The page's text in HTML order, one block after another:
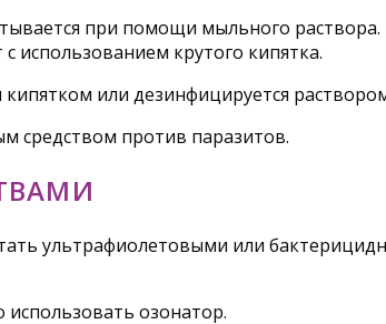
при помощи мыльного
крутого кипятка.
или дезинфицируется
средством против паразитов.
ультрафиолетовыми или
озонатор.